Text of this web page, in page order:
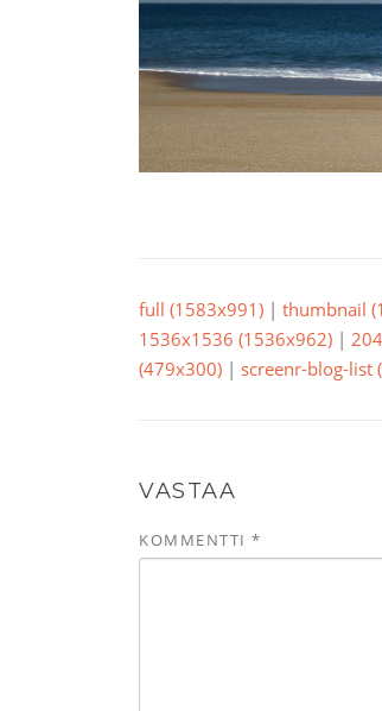
full (1583x991) | thumbnail
1536x1536 (1536x962) |
(479x300) | screenr-blog-list
VASTAA
KOMMENTTI *